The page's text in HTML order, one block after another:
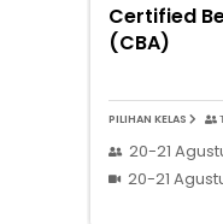
Certified
(CBA)
PILIHAN KELAS
20-21
20-21